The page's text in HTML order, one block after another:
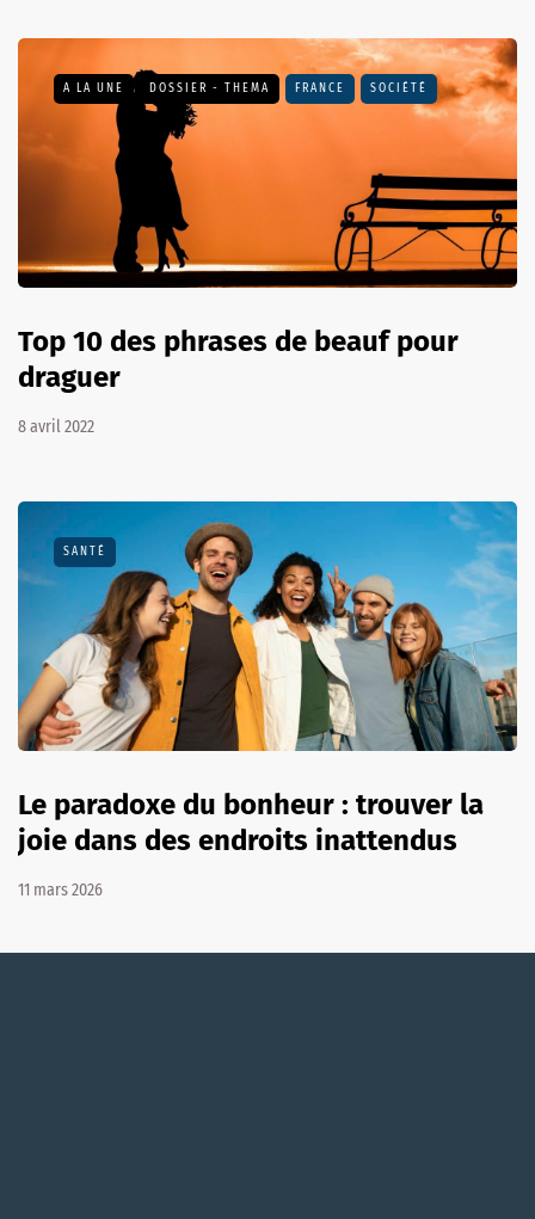
A LA UNE DOSSIER - THEMA FRANCE SOCIÉTÉ
Top 10 des phrases de beauf pour
draguer
8 avril 2022
SANTÉ
Le paradoxe du bonheur : trouver la
joie dans des endroits inattendus
11 mars 2026